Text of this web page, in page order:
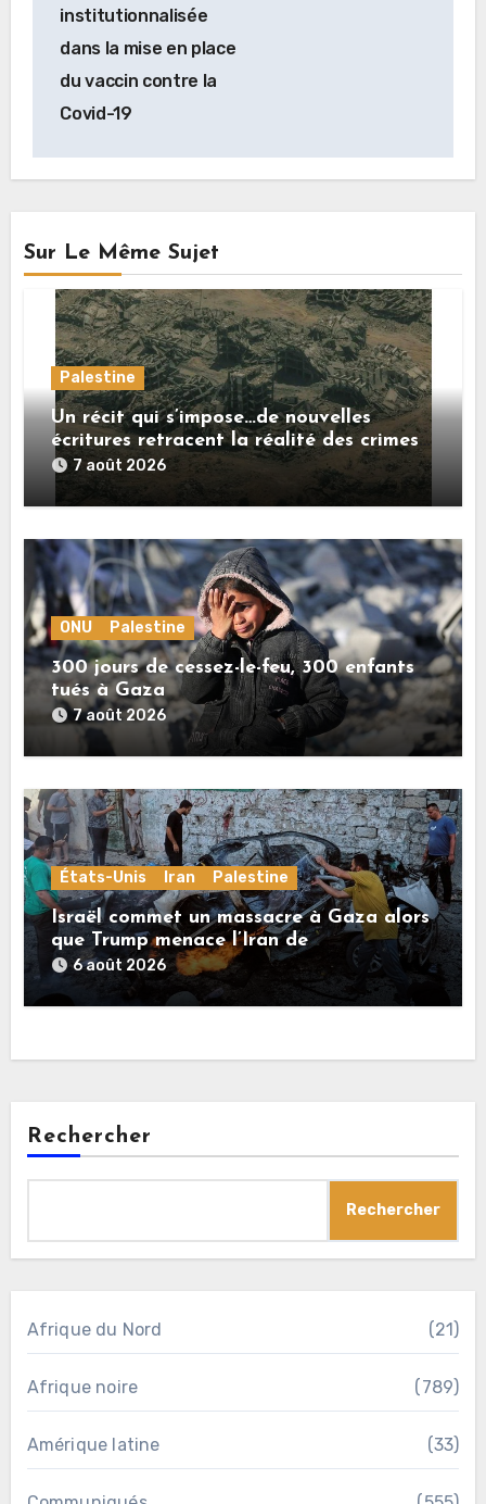
l’article
institutionnalisée
dans la mise en place
du vaccin contre la
Covid-19
Sur Le Même Sujet
Palestine
Un récit qui s’impose…de nouvelles
écritures retracent la réalité des crimes
sionistes à Gaza
7 août 2026
ONU Palestine
300 jours de cessez-le-feu, 300 enfants
tués à Gaza
7 août 2026
États-Unis Iran Palestine
Israël commet un massacre à Gaza alors
que Trump menace l’Iran de
«décapitation»
6 août 2026
Rechercher
Rechercher
Afrique du Nord (21)
Afrique noire (789)
Amérique latine (33)